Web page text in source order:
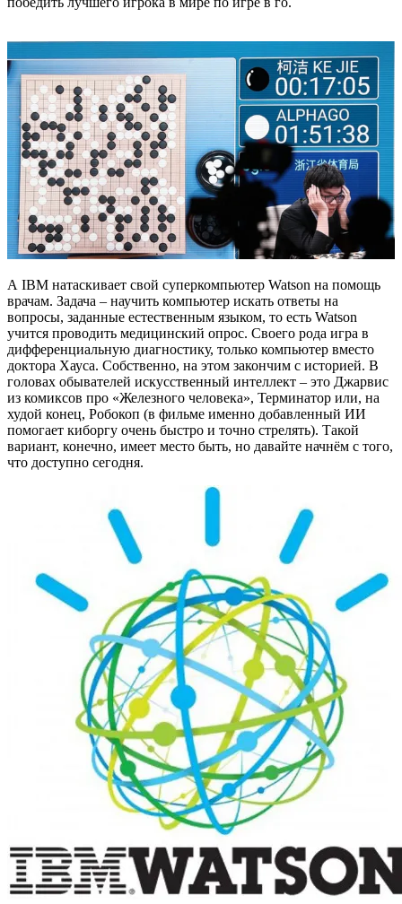
А IBM натаскивает свой суперкомпьютер Watson на помощь
врачам. Задача – научить компьютер искать ответы на
вопросы, заданные естественным языком, то есть Watson
учится проводить медицинский опрос. Своего рода игра в
дифференциальную диагностику, только компьютер вместо
доктора Хауса. Собственно, на этом закончим с историей. В
головах обывателей искусственный интеллект – это Джарвис
из комиксов про «Железного человека», Терминатор или, на
худой конец, Робокоп (в фильме именно добавленный ИИ
помогает киборгу очень быстро и точно стрелять). Такой
вариант, конечно, имеет место быть, но давайте начнём с того,
что доступно сегодня.